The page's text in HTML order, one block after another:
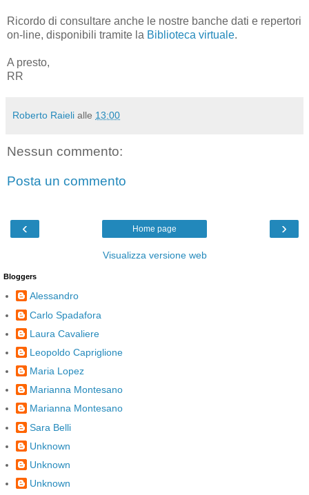
Ricordo di consultare anche le nostre banche dati e repertori
on-line, disponibili tramite la Biblioteca virtuale.
A presto,
RR
Roberto Raieli alle 13:00
Nessun commento:
Posta un commento
‹ ›
Home page
Visualizza versione web
Bloggers
Alessandro
Carlo Spadafora
Laura Cavaliere
Leopoldo Capriglione
Maria Lopez
Marianna Montesano
Marianna Montesano
Sara Belli
Unknown
Unknown
Unknown